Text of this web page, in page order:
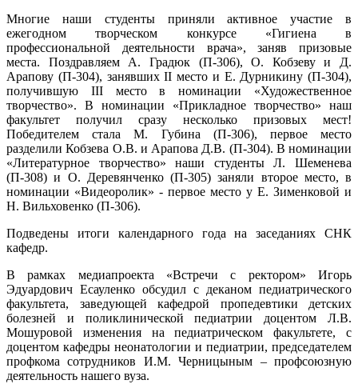
Многие наши студенты приняли активное участие в
ежегодном творческом конкурсе «Гигиена в
профессиональной деятельности врача», заняв призовые
места. Поздравляем А. Градюк (П-306), О. Кобзеву и Д.
Арапову (П-304), занявших II место и Е. Дурникину (П-304),
получившую IIIместовноминации «Художественное
творчество». В номинации «Прикладное творчество» наш
факультет получил сразу несколько призовых мест!
Победителем стала М. Губина (П-306), первое место
разделилиКобзева О.В. и Арапова Д.В. (П-304). В номинации
«Литературное творчество» наши студенты Л. Шеменева
(П-308) и О. Деревянченко (П-305) заняли второе место, в
номинации «Видеоролик» - первое место у Е. Зименковой и
Н. Вильховенко (П-306).
Подведены итоги календарного года на заседаниях СНК
кафедр.
В рамках медиапроекта «Встречи с ректором» Игорь
Эдуардович Есауленко обсудил с деканом педиатрического
факультета, заведующей кафедрой пропедевтики детских
болезней и поликлинической педиатрии доцентом Л.В.
Мошуровой изменения на педиатрическом факультете, с
доцентом кафедры неонатологии и педиатрии, председателем
профкома сотрудников И.М. Черницыным – профсоюзную
деятельность нашего вуза.